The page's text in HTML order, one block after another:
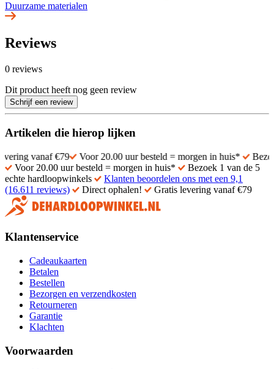
Duurzame materialen
Reviews
0 reviews
Dit product heeft nog geen review
Schrijf een review
Artikelen die hierop lijken
€79 Voor 20.00 uur besteld = morgen in huis*
Bezoek 1 van
Voor 20.00 uur besteld = morgen in huis*
Bezoek 1 van de 5
echte hardloopwinkels
Klanten beoordelen ons met een 9,1
(16.611 reviews)
Direct ophalen! Gratis levering vanaf €79
Klantenservice
Cadeaukaarten
Betalen
Bestellen
Bezorgen en verzendkosten
Retourneren
Garantie
Klachten
Voorwaarden